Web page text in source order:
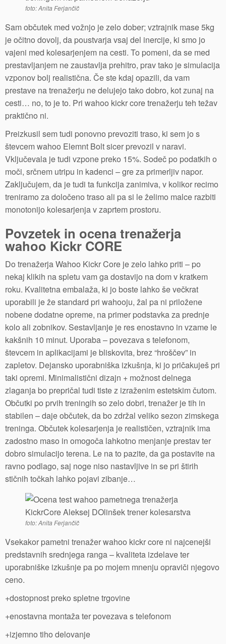
foto: Anita Ferjančič
Sam občutek med vožnjo je zelo dober; vztrajnik mase 5kg
je očitno dovolj, da poustvarja vsaj del inercije, ki smo jo
vajeni med kolesarjenjem na cesti. To pomeni, da se med
prestavljanjem ne zaustavlja prehitro, prav tako je simulacija
vzponov bolj realistična. Če ste kdaj opazili, da vam
prestave na trenažerju ne delujejo tako dobro, kot zunaj na
cesti… no, to je to. Pri wahoo kickr core trenažerju teh težav
praktično ni.
Preizkusil sem tudi ponovno prevoziti traso, ki sem jo s
števcem wahoo Elemnt Bolt sicer prevozil v naravi.
Vključevala je tudi vzpone preko 15%. Sodeč po podatkih o
moči, srčnem utripu in kadenci – gre za primerljiv napor.
Zaključujem, da je tudi ta funkcija zanimiva, v kolikor recimo
treniramo za določeno traso ali pa si le želimo malce razbiti
monotonijo kolesarjenja v zaprtem prostoru.
Povzetek in ocena trenažerja
wahoo Kickr CORE
Do trenažerja Wahoo Kickr Core je zelo lahko priti – po
nekaj klikih na spletu vam ga dostavijo na dom v kratkem
roku. Kvalitetna embalaža, ki jo boste lahko še večkrat
uporabili je že standard pri wahooju, žal pa ni priložene
nobene dodatne opreme, na primer podstavka za prednje
kolo ali zobnikov. Sestavljanje je res enostavno in vzame le
kakšnih 10 minut. Uporaba – povezava s telefonom,
števcem in aplikacijami je bliskovita, brez “hroščev” in
zapletov. Dejansko uporabniška izkušnja, ki jo pričakuješ pri
taki opremi. Minimalistični dizajn + možnost delnega
zlaganja bo prepričal tudi tiste z izraženim estetskim čutom.
Občutki po prvih treningih so zelo dobri, trenažer je tih in
stabilen – daje občutek, da bo zdržal veliko sezon zimskega
treninga. Občutek kolesarjenja je realističen, vztrajnik ima
zadostno maso in omogoča lahkotno menjanje prestav ter
dobro simulacijo terena. Le na to pazite, da ga postavite na
ravno podlago, saj noge niso nastavljive in se pri štirih
stičnih točkah lahko pojavi zibanje…
foto: Anita Ferjančič
Vsekakor pametni trenažer wahoo kickr core ni najcenejši
predstavnih srednjega ranga – kvaliteta izdelave ter
uporabniške izkušnje pa po mojem mnenju opraviči njegovo
ceno.
+dostopnost preko spletne trgovine
+enostavna montaža ter povezava s telefonom
+izjemno tiho delovanje